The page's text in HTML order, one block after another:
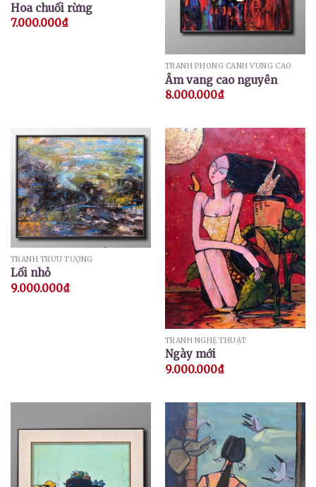
Hoa chuối rừng
7.000.000₫
TRANH PHONG CẢNH VÙNG CAO
Âm vang cao nguyên
8.000.000₫
TRANH TRỪU TƯỢNG
Lối nhỏ
9.000.000₫
TRANH NGHỆ THUẬT
Ngày mới
9.000.000₫